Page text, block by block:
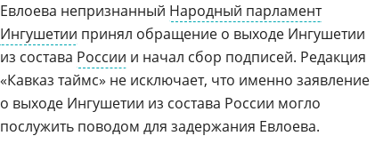
Евлоева непризнанный Народный парламент
Ингушетии принял обращение о выходе Ингушетии
из состава России и начал сбор подписей. Редакция
«Кавказ таймс» не исключает, что именно заявление
о выходе Ингушетии из состава России могло
послужить поводом для задержания Евлоева.